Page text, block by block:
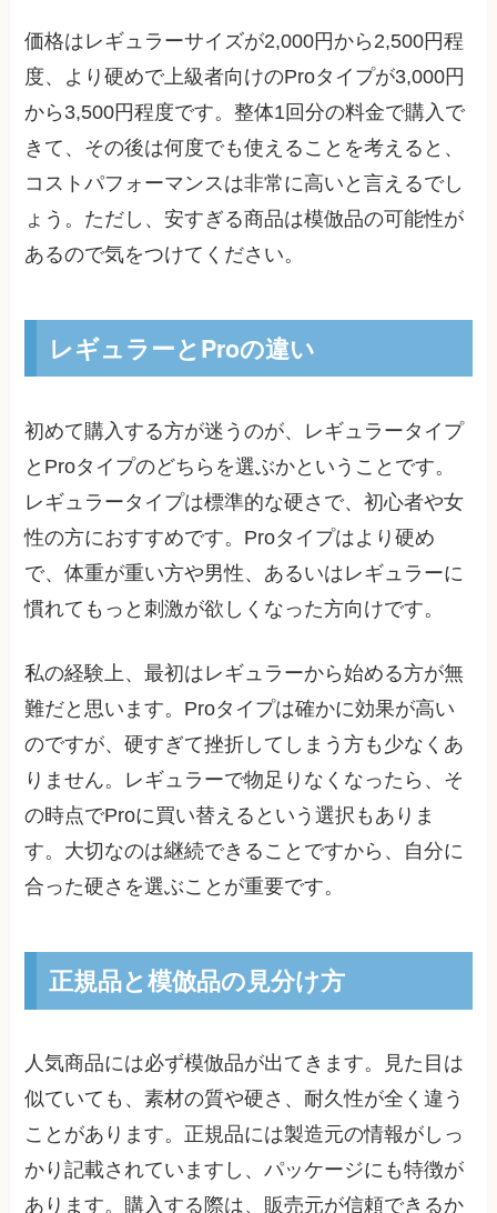
価格はレギュラーサイズが2,000円から2,500円程
度、より硬めで上級者向けのProタイプが3,000円
から3,500円程度です。整体1回分の料金で購入で
きて、その後は何度でも使えることを考えると、
コストパフォーマンスは非常に高いと言えるでし
ょう。ただし、安すぎる商品は模倣品の可能性が
あるので気をつけてください。
レギュラーとProの違い
初めて購入する方が迷うのが、レギュラータイプ
とProタイプのどちらを選ぶかということです。
レギュラータイプは標準的な硬さで、初心者や女
性の方におすすめです。Proタイプはより硬め
で、体重が重い方や男性、あるいはレギュラーに
慣れてもっと刺激が欲しくなった方向けです。
私の経験上、最初はレギュラーから始める方が無
難だと思います。Proタイプは確かに効果が高い
のですが、硬すぎて挫折してしまう方も少なくあ
りません。レギュラーで物足りなくなったら、そ
の時点でProに買い替えるという選択もありま
す。大切なのは継続できることですから、自分に
合った硬さを選ぶことが重要です。
正規品と模倣品の見分け方
人気商品には必ず模倣品が出てきます。見た目は
似ていても、素材の質や硬さ、耐久性が全く違う
ことがあります。正規品には製造元の情報がしっ
かり記載されていますし、パッケージにも特徴が
あります。購入する際は、販売元が信頼できるか